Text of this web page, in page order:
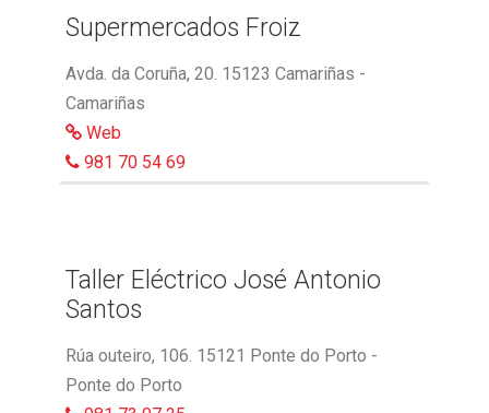
Supermercados Froiz
Avda. da Coruña, 20. 15123 Camariñas -
Camariñas
Web
981 70 54 69
Taller Eléctrico José Antonio
Santos
Rúa outeiro, 106. 15121 Ponte do Porto -
Ponte do Porto